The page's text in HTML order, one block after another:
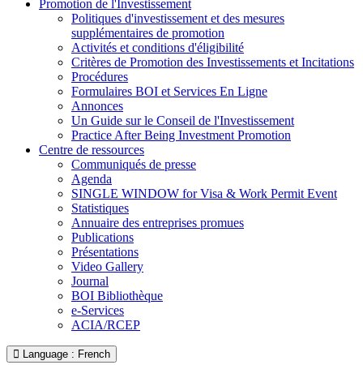
Promotion de l'Investissement
Politiques d'investissement et des mesures
supplémentaires de promotion
Activités et conditions d'éligibilité
Critères de Promotion des Investissements et Incitations
Procédures
Formulaires BOI et Services En Ligne
Annonces
Un Guide sur le Conseil de l'Investissement
Practice After Being Investment Promotion
Centre de ressources
Communiqués de presse
Agenda
SINGLE WINDOW for Visa & Work Permit Event
Statistiques
Annuaire des entreprises promues
Publications
Présentations
Video Gallery
Journal
BOI Bibliothèque
e-Services
ACIA/RCEP
Language : French